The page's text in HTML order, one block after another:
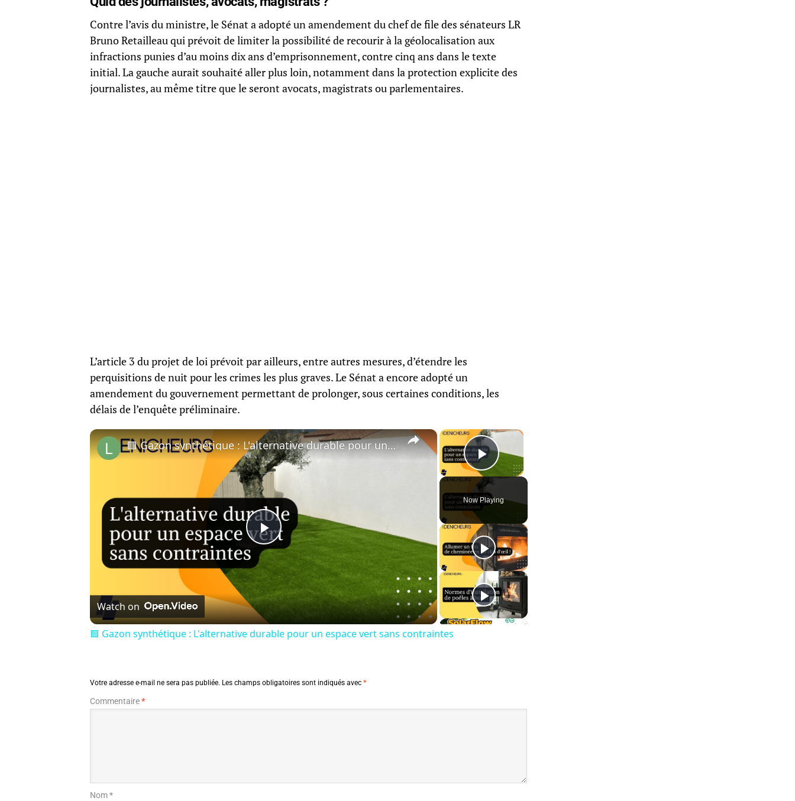
Contre l’avis du ministre, le Sénat a adopté un amendement du chef de file des sénateurs LR
Bruno Retailleau qui prévoit de limiter la possibilité de recourir à la géolocalisation aux
infractions punies d’au moins dix ans d’emprisonnement, contre cinq ans dans le texte
initial. La gauche aurait souhaité aller plus loin, notamment dans la protection explicite des
journalistes, au même titre que le seront avocats, magistrats ou parlementaires.
L’article 3 du projet de loi prévoit par ailleurs, entre autres mesures, d’étendre les
perquisitions de nuit pour les crimes les plus graves. Le Sénat a encore adopté un
amendement du gouvernement permettant de prolonger, sous certaines conditions, les
délais de l’enquête préliminaire.
×
Play Video
Now Playing
×
Play
Video
🟩 Gazon synthétique : L'alternative durable pour un espace vert sans contraintes
Watch on
🟩 Gazon synthétique : L'alternative durable pour un espace vert sans contraintes
Votre adresse e-mail ne sera pas publiée. Les champs obligatoires sont indiqués avec *
Commentaire*
Nom *